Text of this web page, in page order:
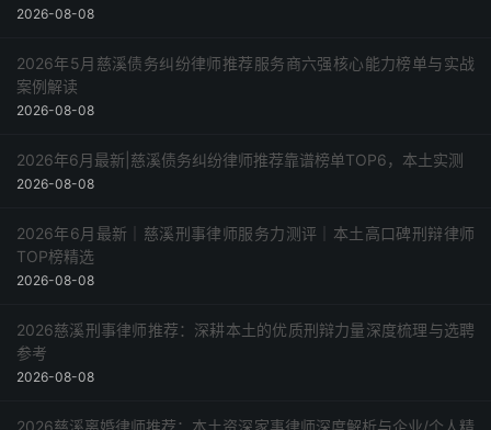
2026-08-08
2026年5月慈溪债务纠纷律师推荐服务商六强核心能力榜单与实战
案例解读
2026-08-08
2026年6月最新|慈溪债务纠纷律师推荐靠谱榜单TOP6，本土实测
2026-08-08
2026年6月最新｜慈溪刑事律师服务力测评｜本土高口碑刑辩律师
TOP榜精选
2026-08-08
2026慈溪刑事律师推荐：深耕本土的优质刑辩力量深度梳理与选聘
参考
2026-08-08
2026慈溪离婚律师推荐：本土资深家事律师深度解析与企业/个人精